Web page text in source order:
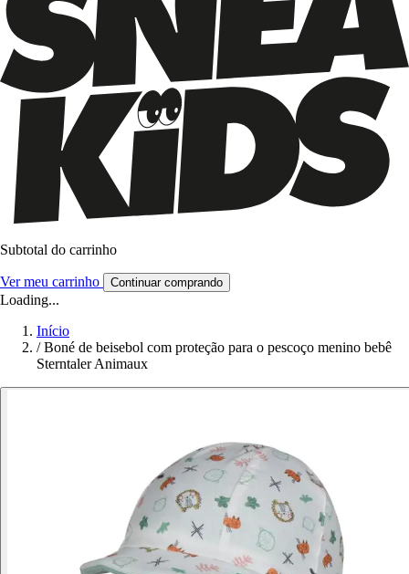
Subtotal do carrinho
Ver meu carrinho Continuar comprando
Loading...
Início
/ Boné de beisebol com proteção para o pescoço menino bebê
Sterntaler Animaux